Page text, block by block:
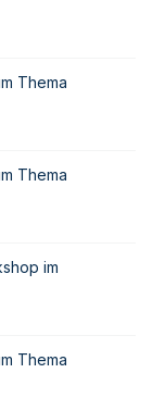
Thema
Thema
im
Thema